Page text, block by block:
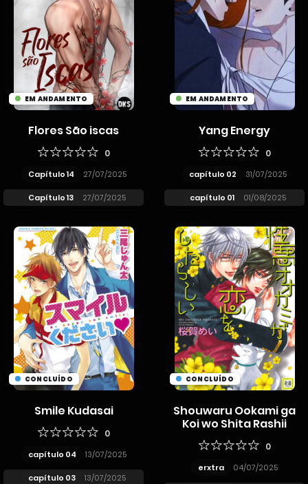
EM ANDAMENTO
Flores São iscas
0
Capítulo 14 27/07/2025
Capítulo 13 27/07/2025
EM ANDAMENTO
Yang Energy
0
capítulo 02 31/07/2025
capítulo 01 01/08/2025
CONCLUÍDO
Smile Kudasai
0
capítulo 04 13/07/2025
capítulo 03 13/07/2025
CONCLUÍDO
Shouwaru Ookami ga
Koi wo Shita Rashii
0
erxtra 04/07/2025